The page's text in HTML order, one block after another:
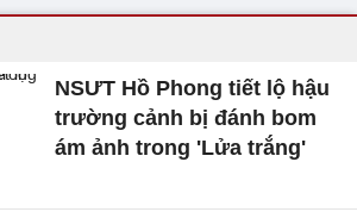
NSƯT Hồ Phong tiết lộ hậu
trường cảnh bị đánh bom
ám ảnh trong 'Lửa trắng'